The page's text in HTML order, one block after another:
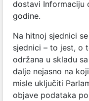
dostavi Informaciju
godine.
Na hitnoj sjednici
sjednici – to jest, o
održana u skladu
dalje nejasno na
misle uključiti
objave podataka